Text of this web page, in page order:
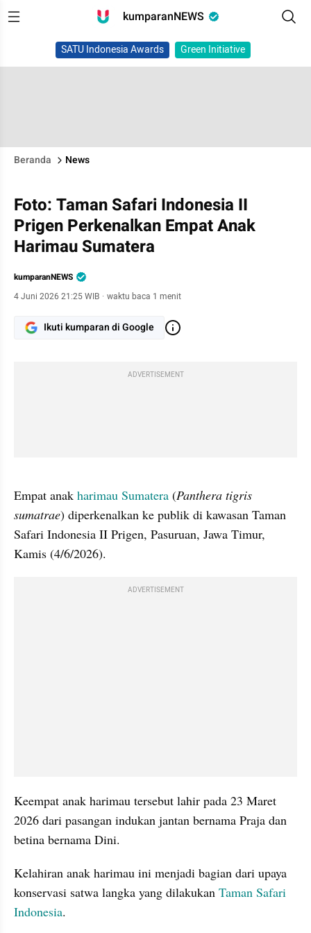
kumparanNEWS
SATU Indonesia Awards Green Initiative
Beranda News
Foto: Taman Safari Indonesia II
Prigen Perkenalkan Empat Anak
Harimau Sumatera
kumparanNEWS
4 Juni 2026 21:25 WIB · waktu baca 1 menit
Ikuti kumparan di Google
ADVERTISEMENT
Empat anak harimau Sumatera (Panthera tigris
sumatrae) diperkenalkan ke publik di kawasan Taman
Safari Indonesia II Prigen, Pasuruan, Jawa Timur,
Kamis (4/6/2026).
ADVERTISEMENT
Keempat anak harimau tersebut lahir pada 23 Maret
2026 dari pasangan indukan jantan bernama Praja dan
betina bernama Dini.
Kelahiran anak harimau ini menjadi bagian dari upaya
konservasi satwa langka yang dilakukan Taman Safari
Indonesia.